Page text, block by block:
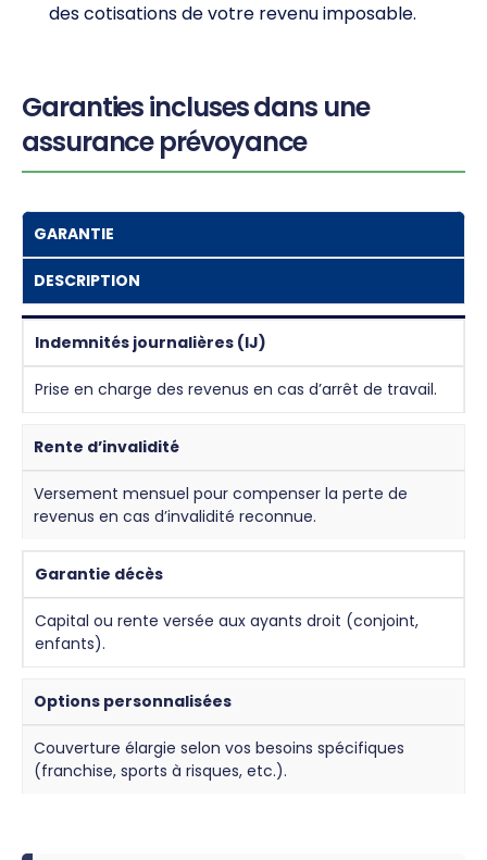
des cotisations de votre revenu imposable.
Garanties incluses dans une
assurance prévoyance
GARANTIE
DESCRIPTION
Indemnités journalières (IJ)
Prise en charge des revenus en cas d’arrêt de travail.
Rente d’invalidité
Versement mensuel pour compenser la perte de
revenus en cas d’invalidité reconnue.
Garantie décès
Capital ou rente versée aux ayants droit (conjoint,
enfants).
Options personnalisées
Couverture élargie selon vos besoins spécifiques
(franchise, sports à risques, etc.).